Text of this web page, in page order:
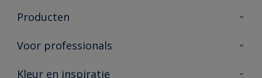
Over Sikkens
Duurzaamheid
Producten
Producten voor binnen
Voor professionals
Advies & service
Kleur en inspiratie